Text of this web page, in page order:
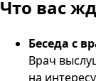
Что вас
Беседа с
Врач
на